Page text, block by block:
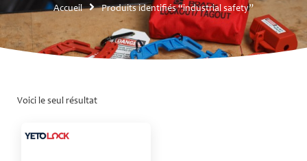
Accueil Produits identifiés “industrial safety”
Voici le seul résultat